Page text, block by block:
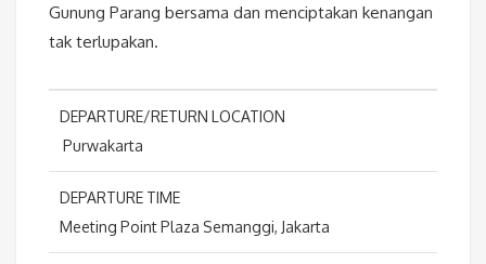
Gunung Parang bersama dan menciptakan kenangan
tak terlupakan.
DEPARTURE/RETURN LOCATION
Purwakarta
DEPARTURE TIME
Meeting Point Plaza Semanggi, Jakarta